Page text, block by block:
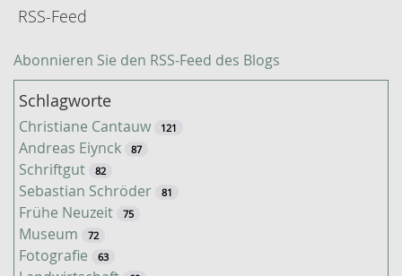
RSS-Feed
Abonnieren Sie den RSS-Feed des Blogs
Schlagworte
Christiane Cantauw 121
Andreas Eiynck 87
Schriftgut 82
Sebastian Schröder 81
Frühe Neuzeit 75
Museum 72
Fotografie 63